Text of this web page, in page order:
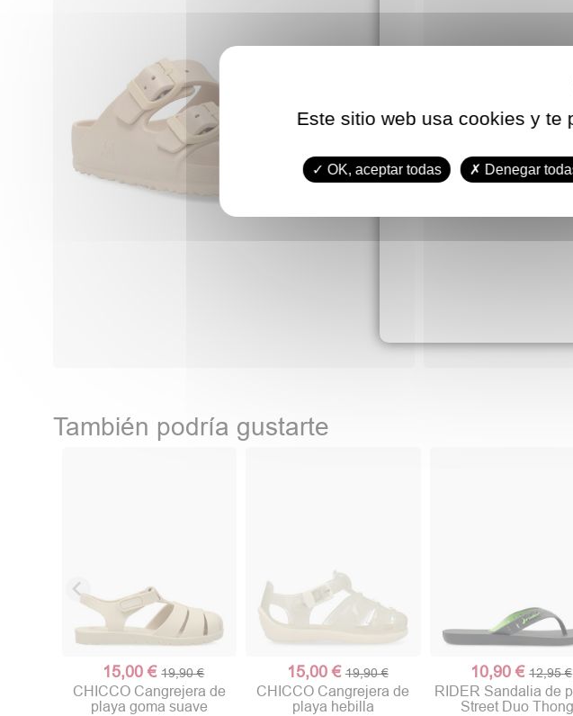
También podría gustarte
15,00 €19,90 €
CHICCO Cangrejera de
playa goma suave
15,00 €19,90 €
CHICCO Cangrejera de
playa hebilla
10,90 €12,95 €
RIDER Sandalia de
Street Duo Thong
Este sitio web usa cookies y te
OK, aceptar todas Denegar